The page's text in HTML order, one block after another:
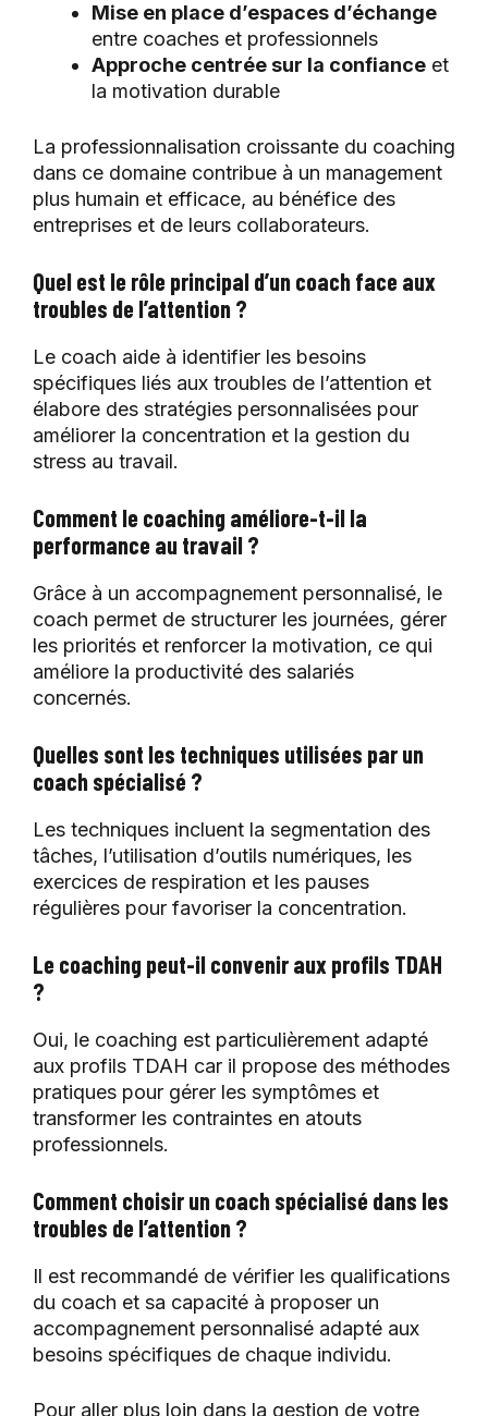
Mise en place d’espaces d’échange
entre coaches et professionnels
Approche centrée sur la confiance et
la motivation durable
La professionnalisation croissante du coaching
dans ce domaine contribue à un management
plus humain et efficace, au bénéfice des
entreprises et de leurs collaborateurs.
Quel est le rôle principal d’un coach face aux
troubles de l’attention ?
Le coach aide à identifier les besoins
spécifiques liés aux troubles de l’attention et
élabore des stratégies personnalisées pour
améliorer la concentration et la gestion du
stress au travail.
Comment le coaching améliore-t-il la
performance au travail ?
Grâce à un accompagnement personnalisé, le
coach permet de structurer les journées, gérer
les priorités et renforcer la motivation, ce qui
améliore la productivité des salariés
concernés.
Quelles sont les techniques utilisées par un
coach spécialisé ?
Les techniques incluent la segmentation des
tâches, l’utilisation d’outils numériques, les
exercices de respiration et les pauses
régulières pour favoriser la concentration.
Le coaching peut-il convenir aux profils TDAH
?
Oui, le coaching est particulièrement adapté
aux profils TDAH car il propose des méthodes
pratiques pour gérer les symptômes et
transformer les contraintes en atouts
professionnels.
Comment choisir un coach spécialisé dans les
troubles de l’attention ?
Il est recommandé de vérifier les qualifications
du coach et sa capacité à proposer un
accompagnement personnalisé adapté aux
besoins spécifiques de chaque individu.
Pour aller plus loin dans la gestion de votre